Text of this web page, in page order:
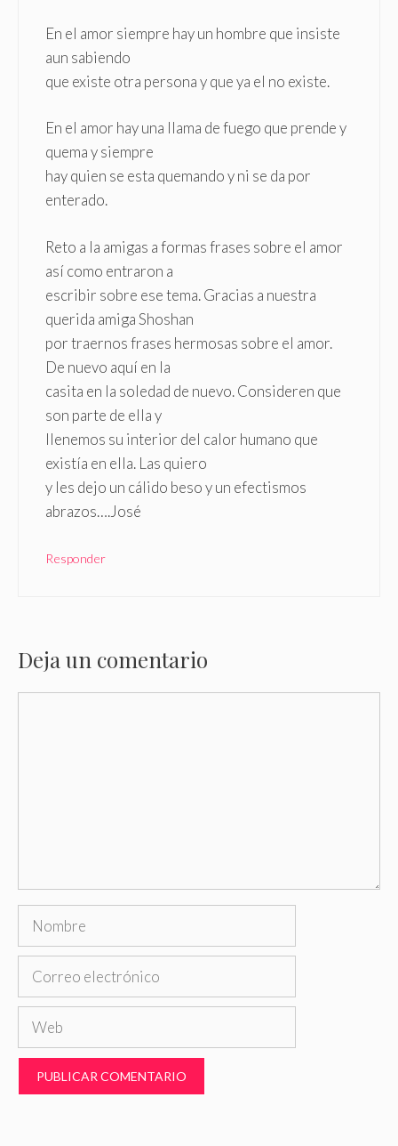
En el amor siempre hay un hombre que insiste
aun sabiendo
que existe otra persona y que ya el no existe.
En el amor hay una llama de fuego que prende y
quema y siempre
hay quien se esta quemando y ni se da por
enterado.
Reto a la amigas a formas frases sobre el amor
así como entraron a
escribir sobre ese tema. Gracias a nuestra
querida amiga Shoshan
por traernos frases hermosas sobre el amor.
De nuevo aquí en la
casita en la soledad de nuevo. Consideren que
son parte de ella y
llenemos su interior del calor humano que
existía en ella. Las quiero
y les dejo un cálido beso y un efectismos
abrazos….José
Responder
Deja un comentario
Nombre
Correo
Web